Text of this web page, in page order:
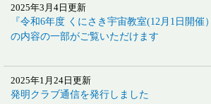
2025年3月4日更新
『令和6年度 くにさき宇宙教室(12月1日開催
の内容の一部がご覧いただけます
2025年1月24日更新
発明クラブ通信を発行しました